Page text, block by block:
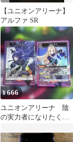
【ユニオンアリーナ】
アルファ SR
¥666
ユニオンアリーナ 陰
の実力者になりたく
SR